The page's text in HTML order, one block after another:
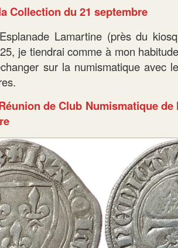
Collection du 21 septembre
Lamartine (près du
je tiendrai comme à mon
sur la numismatique avec
de Club Numismatique de